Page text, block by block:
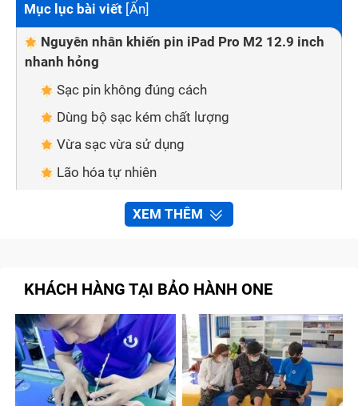
Mục lục bài viết [Ẩn]
Nguyên nhân khiến pin iPad Pro M2 12.9 inch
nhanh hỏng
Sạc pin không đúng cách
Dùng bộ sạc kém chất lượng
Vừa sạc vừa sử dụng
Lão hóa tự nhiên
Trải nghiệm dịch vụ thay pin iPad Pro M2 12.9
inch uy tín, chất lượng tại Bảo Hành One
Tiết kiệm thời gian và chi phí
Quy trình thay pin iPad Pro M2 12.9 inch tại
Bảo Hành One
Tổng kết
XEM THÊM
KHÁCH HÀNG TẠI BẢO HÀNH ONE